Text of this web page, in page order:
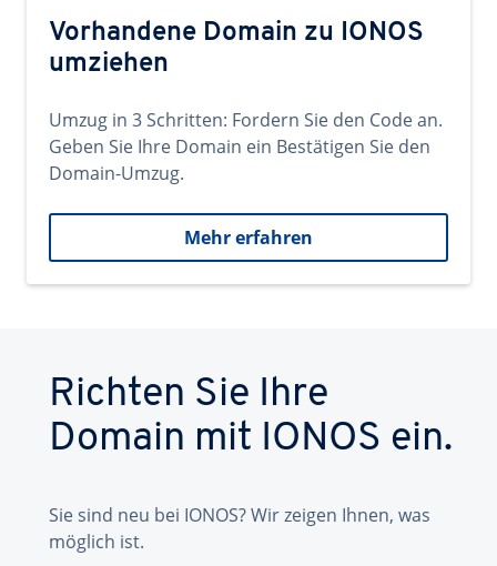
Vorhandene Domain zu IONOS
umziehen
Umzug in 3 Schritten: Fordern Sie den Code an.
Geben Sie Ihre Domain ein Bestätigen Sie den
Domain-Umzug.
Mehr erfahren
Richten Sie Ihre
Domain mit IONOS ein.
Sie sind neu bei IONOS? Wir zeigen Ihnen, was
möglich ist.